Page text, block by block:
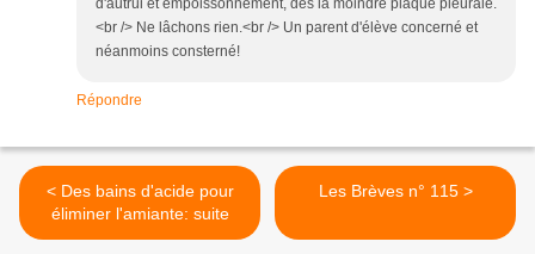
<br /> Ne lâchons rien.<br /> Un parent d'élève concerné et
néanmoins consterné!
Répondre
< Des bains d'acide pour
éliminer l'amiante: suite
Les Brèves n° 115 >